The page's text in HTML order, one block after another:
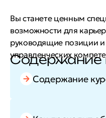
Вы станете ценным
возможности для
руководящие позиции и
управленческих
Содержание
Содержание